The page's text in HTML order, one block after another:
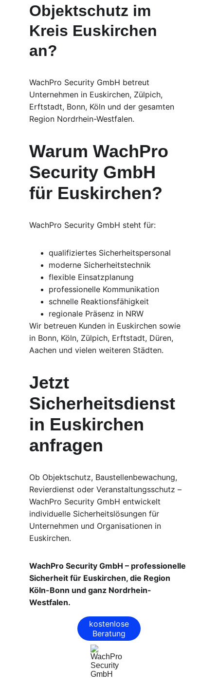
Objektschutz im
Kreis Euskirchen
an?
WachPro Security GmbH betreut
Unternehmen in Euskirchen, Zülpich,
Erftstadt, Bonn, Köln und der gesamten
Region Nordrhein-Westfalen.
Warum WachPro
Security GmbH
für Euskirchen?
WachPro Security GmbH steht für:
qualifiziertes Sicherheitspersonal
moderne Sicherheitstechnik
flexible Einsatzplanung
professionelle Kommunikation
schnelle Reaktionsfähigkeit
regionale Präsenz in NRW
Wir betreuen Kunden in Euskirchen sowie
in Bonn, Köln, Zülpich, Erftstadt, Düren,
Aachen und vielen weiteren Städten.
Jetzt
Sicherheitsdienst
in Euskirchen
anfragen
Ob Objektschutz, Baustellenbewachung,
Revierdienst oder Veranstaltungsschutz –
WachPro Security GmbH entwickelt
individuelle Sicherheitslösungen für
Unternehmen und Organisationen in
Euskirchen.
WachPro Security GmbH – professionelle
Sicherheit für Euskirchen, die Region
Köln-Bonn und ganz Nordrhein-
Westfalen.
kostenlose
Beratung